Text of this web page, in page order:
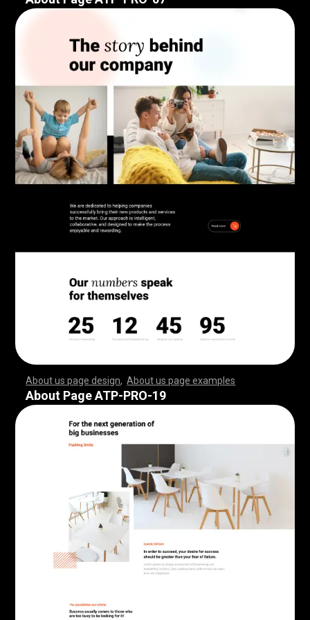
About us page design ,About us page examples
,,,,,,,,,,,,,,,,,,,,,,,, ,,,,,,,,,,,,,,,,,,,,,,,,,,,
,,,,,,,,,,,,,,,,,,,,,,,, ,,,,,,,,,,,,,,,,,,,,,,,,,,,
,,,,,,,,,,,,,,,,,,,,,,,, ,,,,,,,,,,,,,,,,,,,,,,,,,,,
,,,,,,,,,,,,,,,,,,,,,,,, ,,,,,,,,,,,,,,,,,,,,,,,,,,,
,,,,,,,,,,,,,,,,,,,,,,,, ,,,,,,,,,,,,,,,,,,,,,,,,,,,
,,,,,,,,,,,,,,,,,,,,,,,, ,,,,,,,,,,,,,,,,,,,,,,,,,,,
,,,,,,,,,,,,,,,,,,,,,,,, ,,,,,,,,,,,,,,,,,,,,,,,,,,,
,,,,,,,,,,,,,,,,,,,,,,,, ,,,,,,,,,,,,
About Page ATP-PRO-19